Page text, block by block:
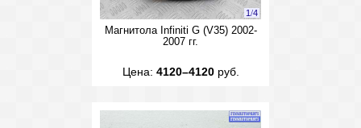
1/4
Магнитола Infiniti G (V35) 2002-
2007 гг.
Цена: 4120–4120руб.